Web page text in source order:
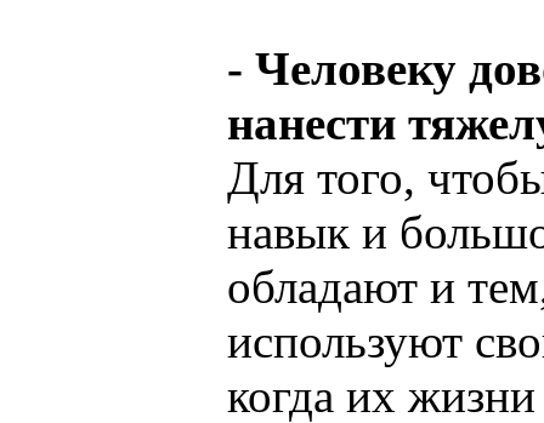
- Человеку
нанести
Для того,
навык и
обладают и
используют
когда их